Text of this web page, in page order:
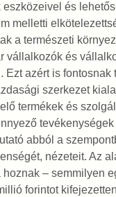
és
melletti
a természeti
vállalkozók és
Ezt azért is
szerkezet
termékek és
tevékenységek
abból a
nézeteit. Az
– semmilyen
forintot